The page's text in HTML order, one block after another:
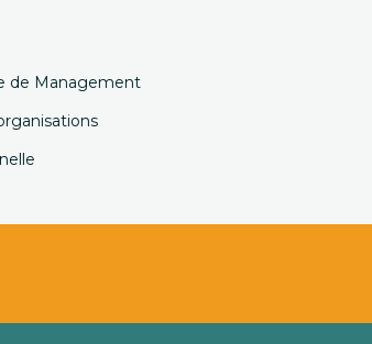
de Management